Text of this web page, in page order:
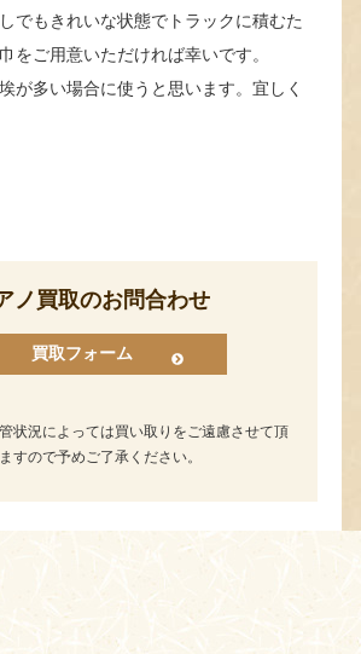
でもきれいな状態でトラックに積むた
をご用意いただければ幸いです。
が多い場合に使うと思います。宜しく
ノ買取のお問合わせ
買取フォーム
状況によっては買い取りをご遠慮させて頂
すので予めご了承ください。